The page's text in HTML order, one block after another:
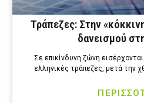
Τράπεζες: Στην
δανεισμού
Σε επικίνδυνη ζώνη εισέρχονται
ελληνικές τράπεζες, μετά την